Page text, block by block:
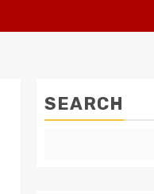
SEARCH